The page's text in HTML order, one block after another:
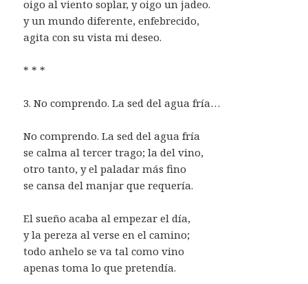
oigo al viento soplar, y oigo un jadeo.
y un mundo diferente, enfebrecido,
agita con su vista mi deseo.
* * *
3. No comprendo. La sed del agua fría…
No comprendo. La sed del agua fría
se calma al tercer trago; la del vino,
otro tanto, y el paladar más fino
se cansa del manjar que requería.
El sueño acaba al empezar el día,
y la pereza al verse en el camino;
todo anhelo se va tal como vino
apenas toma lo que pretendía.